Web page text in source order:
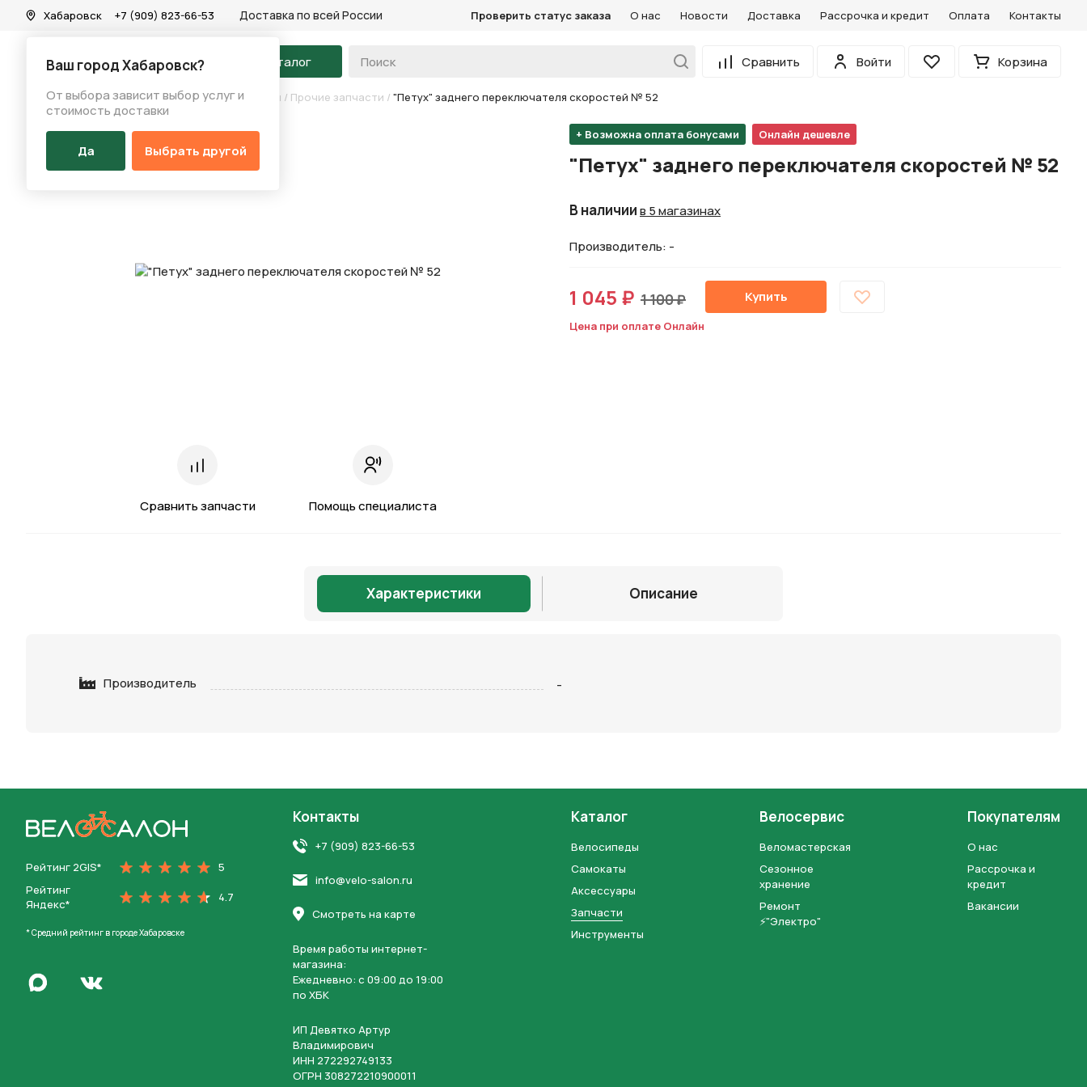
Хабаровск
Ваш город Хабаровск?
От выбора зависит выбор услуг и
стоимость доставки
Да Выбрать другой
+7 (909) 823-66-53 Доставка по всей России Проверить статус заказа О нас Новости Доставка Рассрочка и кредит Оплата Контакты
На главную Каталог Сравнить
Войти
Избранное Корзина
Каталог/Запчасти/Переключение скоростей / Прочие запчасти / "Петух" заднего переключателя скоростей № 52
Сравнить запчасти Помощь специалиста
+ Возможна оплата бонусами Онлайн дешевле
"Петух" заднего переключателя скоростей № 52
В наличиив 5 магазинах
Производитель: -
1 045 ₽ 1 100 ₽ Купить
Цена при оплате Онлайн
Характеристики Описание
Производитель -
Рейтинг 2GIS*
5
Рейтинг
Яндекс*
4.7
* Средний рейтинг в городе Хабаровске
Написать в MaxПерейти во Вконтакте
Контакты
+7 (909) 823-66-53
info@velo-salon.ru
Смотреть на карте
Время работы интернет-
магазина:
Ежедневно: c 09:00 до 19:00
по ХБК
ИП Девятко Артур
Владимирович
ИНН 272292749133
ОГРН 308272210900011
Каталог
Велосипеды
Самокаты
Аксессуары
Запчасти
Инструменты
Велосервис
Веломастерская
Сезонное
хранение
Ремонт
⚡"Электро"
Покупателям
О нас
Рассрочка и
кредит
Вакансии